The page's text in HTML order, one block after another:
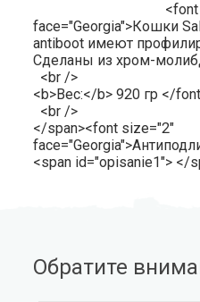
<font
face="Georgia">Кошки
antiboot имеют
Cделаны из хром-
<br />
<b>Вес:</b> 920 гр </
<br />
</span><font size="2"
<span id="opisanie1"> </
Обратите